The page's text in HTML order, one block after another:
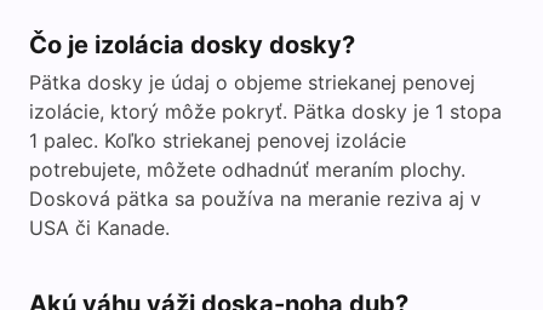
Čo je izolácia dosky dosky?
Pätka dosky je údaj o objeme striekanej penovej
izolácie, ktorý môže pokryť. Pätka dosky je 1 stopa
1 palec. Koľko striekanej penovej izolácie
potrebujete, môžete odhadnúť meraním plochy.
Dosková pätka sa používa na meranie reziva aj v
USA či Kanade.